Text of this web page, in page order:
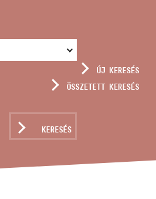
ÚJ KERESÉS
ÖSSZETETT KERESÉS
KERESÉS